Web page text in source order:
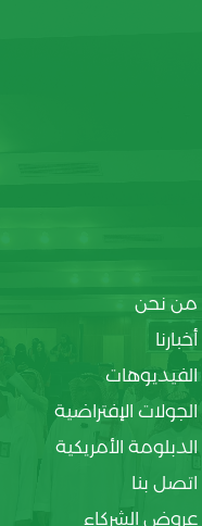
من نحن
أخبارنا
الفيديوهات
الجولات الإفتراضية
الدبلومة الأمريكية
اتصل بنا
عروض الشركاء